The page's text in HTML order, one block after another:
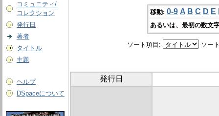
コミュニティ/
コレクション
発行日
著者
タイトル
主題
ヘルプ
DSpaceについて
移動: 0-9 A B C D E
あるいは、最初の数文
ソート項目: ソー
発行日